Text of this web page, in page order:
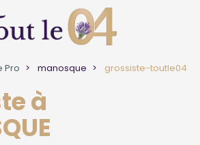
Pro manosque grossiste-toutle04
à